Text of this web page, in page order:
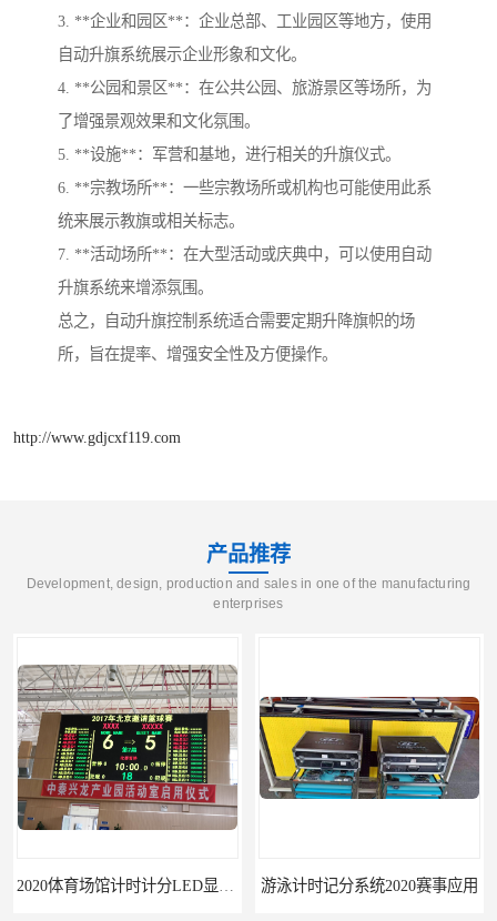
3. **企业和园区**：企业总部、工业园区等地方，使用
自动升旗系统展示企业形象和文化。
4. **公园和景区**：在公共公园、旅游景区等场所，为
了增强景观效果和文化氛围。
5. **设施**：军营和基地，进行相关的升旗仪式。
6. **宗教场所**：一些宗教场所或机构也可能使用此系
统来展示教旗或相关标志。
7. **活动场所**：在大型活动或庆典中，可以使用自动
升旗系统来增添氛围。
总之，自动升旗控制系统适合需要定期升降旗帜的场
所，旨在提率、增强安全性及方便操作。
http://www.gdjcxf119.com
产品推荐
Development, design, production and sales in one of the manufacturing
enterprises
游泳计时记分系统2020赛事应用 游泳计时系统赛事2020新研发